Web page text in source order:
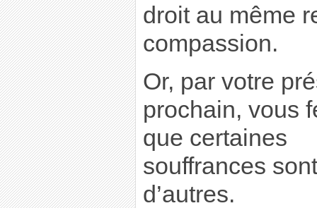
droit au même
compassion.
Or, par votre
prochain, vous
que certaines
souffrances
d’autres.